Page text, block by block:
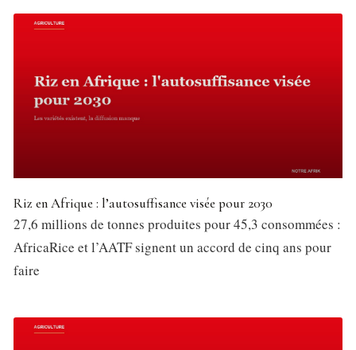
Riz en Afrique : l’autosuffisance visée pour 2030
27,6 millions de tonnes produites pour 45,3 consommées :
AfricaRice et l’AATF signent un accord de cinq ans pour
faire